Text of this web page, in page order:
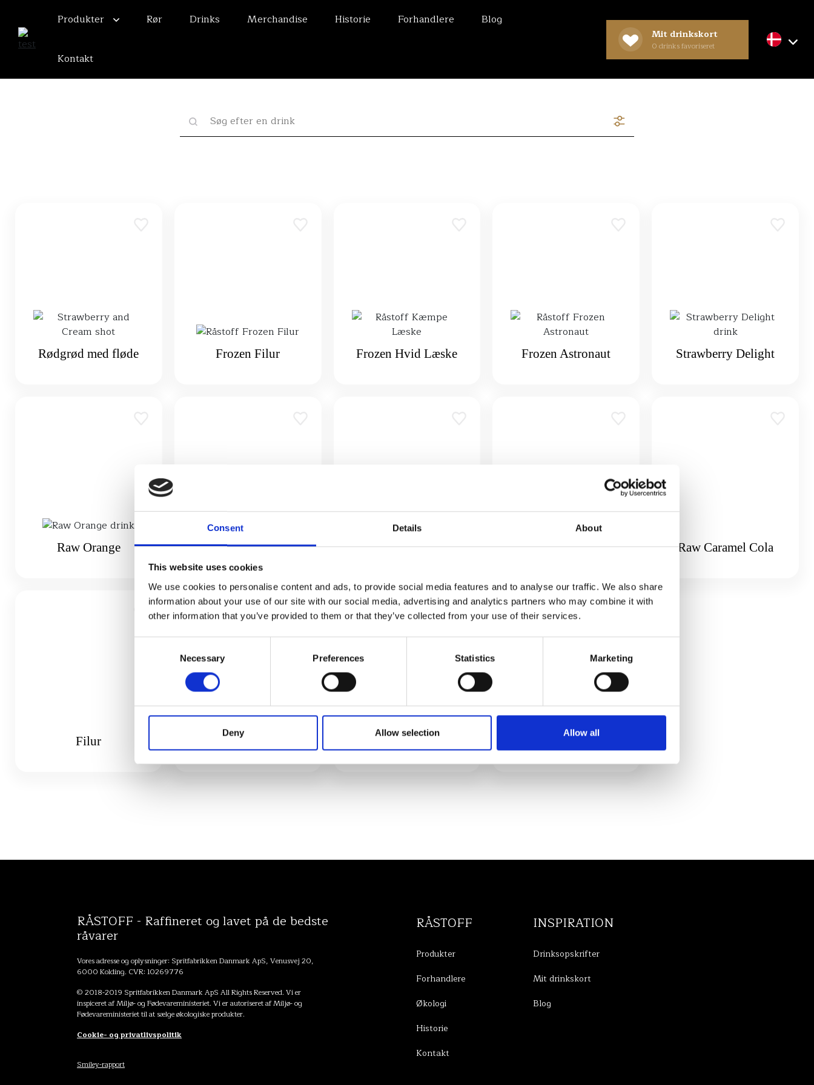
Consent Details About
This website uses cookies
We use cookies to personalise content and ads, to provide social media features and to analyse our traffic. We also share
information about your use of our site with our social media, advertising and analytics partners who may combine it with
other information that you’ve provided to them or that they’ve collected from your use of their services.
Necessary Preferences Statistics Marketing
Deny Allow selection Allow all
Produkter Rør Drinks Merchandise Historie Forhandlere Blog
Kontakt
Mit drinkskort
0 drinks favoriseret
Rødgrød med fløde Frozen Filur Frozen Hvid Læske Frozen Astronaut Strawberry Delight
Raw Orange Fruity Ice Blend Nordic White Russian Caramel Frappuccino Raw Caramel Cola
Filur Frozen Kung Fu Vampire Danish Summer
RÅSTOFF
Produkter
Forhandlere
Økologi
Historie
Kontakt
INSPIRATION
Drinksopskrifter
Mit drinkskort
Blog
RÅSTOFF - Raffineret og lavet på de bedste
råvarer
Vores adresse og oplysninger: Spritfabrikken Danmark ApS, Venusvej 20,
6000 Kolding. CVR: 10269776
© 2018-2019 Spritfabrikken Danmark ApS All Rights Reserved. Vi er
inspiceret af Miljø- og Fødevareministeriet. Vi er autoriseret af Miljø- og
Fødevareministeriet til at sælge økologiske produkter.
Cookie- og privatlivspolitik
Smiley-rapport